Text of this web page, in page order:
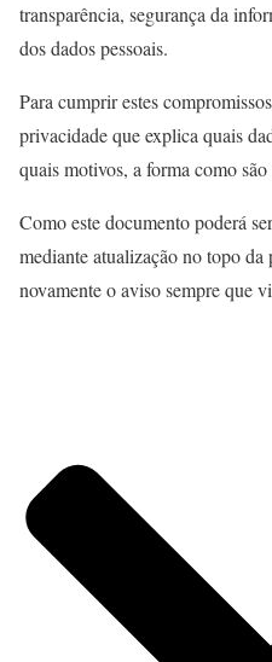
transparência, segurança da
dos dados pessoais.
Para cumprir estes
privacidade que explica quais
quais motivos, a forma como
Como este documento poderá
mediante atualização no topo
novamente o aviso sempre que